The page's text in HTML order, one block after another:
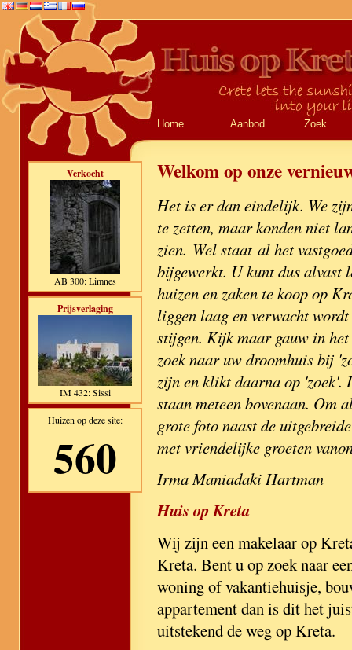
Home Aanbod Zoek
Verkocht
AB 300: Limnes
Prijsverlaging
IM 432: Sissi
Huizen op deze site:
560
Welkom op onze
Het is er dan eindelijk. We
te zetten, maar konden niet
zien. Wel staat al het
bijgewerkt. U kunt dus alvast
huizen en zaken te koop op
liggen laag en verwacht
stijgen. Kijk maar gauw in
zoek naar uw droomhuis bij
zijn en klikt daarna op 'zoek'.
staan meteen bovenaan. Om
grote foto naast de
met vriendelijke groeten
Irma Maniadaki Hartman
Huis op Kreta
Wij zijn een makelaar op
Kreta. Bent u op zoek naar
woning of vakantiehuisje,
appartement dan is dit het
uitstekend de weg op Kreta.